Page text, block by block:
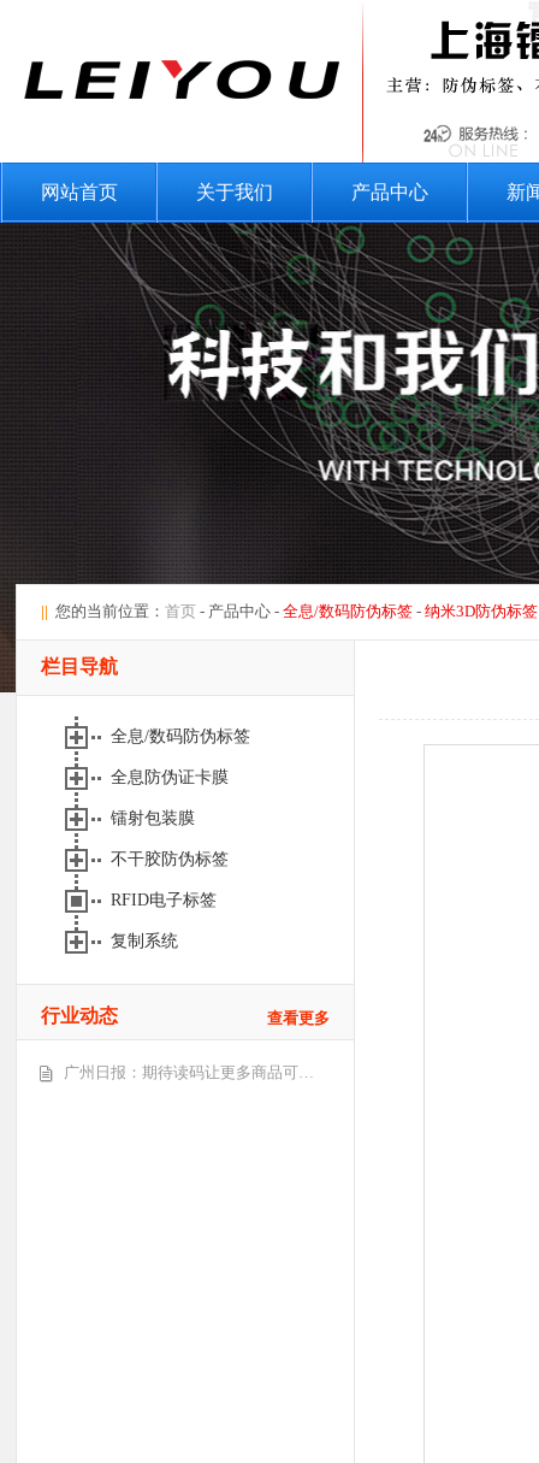
网站首页 关于我们 产品中心 新
|| 您的当前位置： 首页- 产品中心 - 全息/数码防伪标签- 纳米3D防伪标签
栏目导航
全息/数码防伪标签
全息防伪证卡膜
镭射包装膜
不干胶防伪标签
RFID电子标签
复制系统
行业动态 查看更多
广州日报：期待读码让更多商品可…